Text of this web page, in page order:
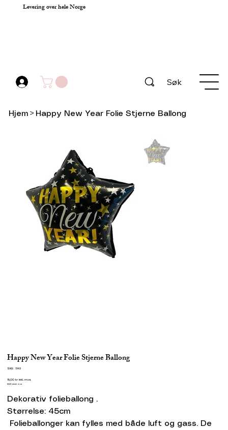
Levering over hele Norge
Søk
Hjem > Happy New Year Folie Stjerne Ballong
Happy New Year Folie Stjerne Ballong
SKU:
SKU
1149
Pris
18,00 kr inkl. mva
14,40 ekskl. mva
Dekorativ folieballong .
Størrelse: 45cm
Folieballonger kan fylles med både luft og gass. De